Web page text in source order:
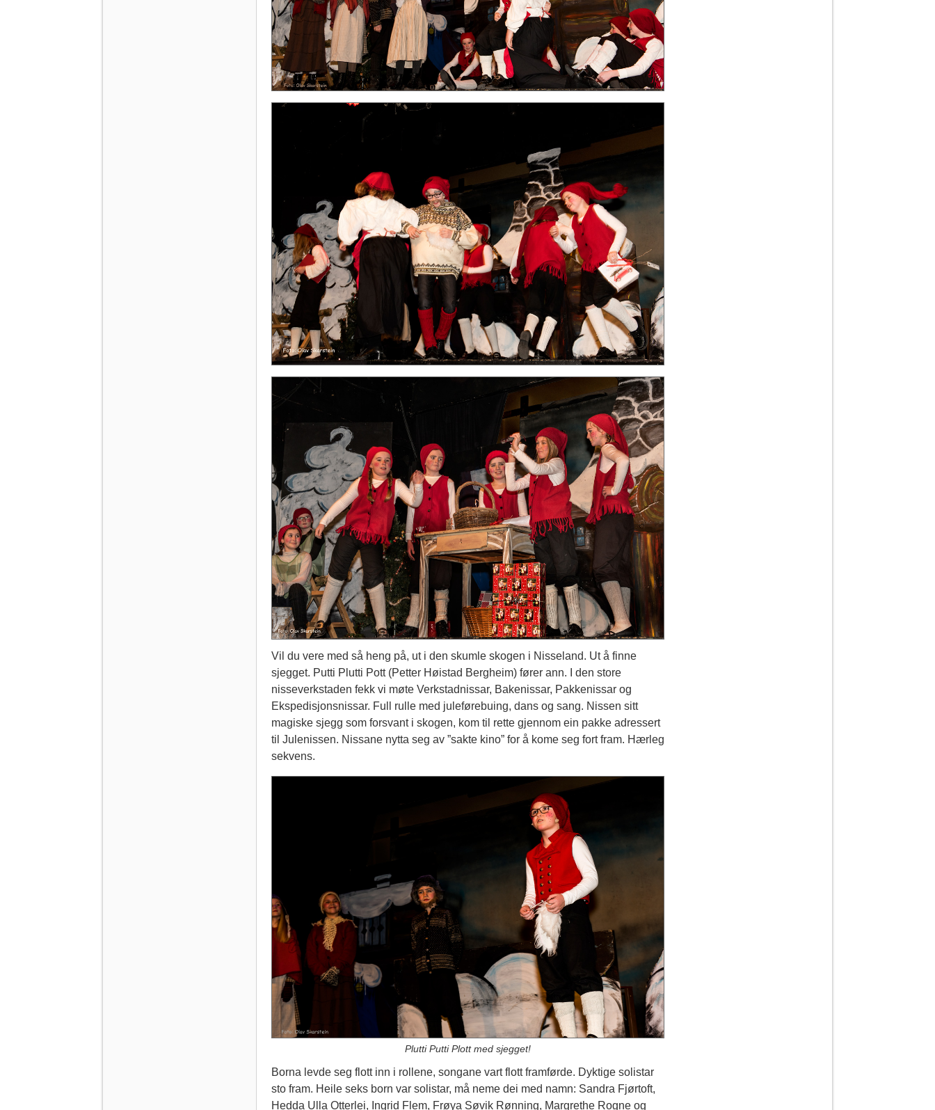
Vil du vere med så heng på, ut i den skumle skogen i Nisseland. Ut å finne
sjegget. Putti Plutti Pott (Petter Høistad Bergheim) fører ann. I den store
nisseverkstaden fekk vi møte Verkstadnissar, Bakenissar, Pakkenissar og
Ekspedisjonsnissar. Full rulle med juleførebuing, dans og sang. Nissen sitt
magiske sjegg som forsvant i skogen, kom til rette gjennom ein pakke adressert
til Julenissen. Nissane nytta seg av ”sakte kino” for å kome seg fort fram. Hærleg
sekvens.
Plutti Putti Plott med sjegget!
Borna levde seg flott inn i rollene, songane vart flott framførde. Dyktige solistar
sto fram. Heile seks born var solistar, må neme dei med namn: Sandra Fjørtoft,
Hedda Ulla Otterlei, Ingrid Flem, Frøya Søvik Rønning, Margrethe Rogne og